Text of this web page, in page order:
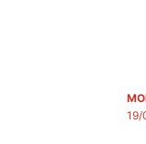
19/